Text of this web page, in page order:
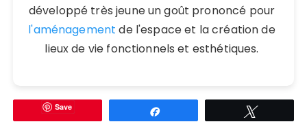
développé très jeune un goût prononcé pour
l'aménagement de l'espace et la création de
lieux de vie fonctionnels et esthétiques.
Save